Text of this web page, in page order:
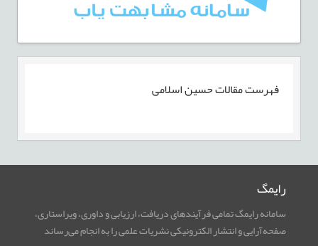
فهرست مقالاتحسین اسلامی
رایمگ
سامانه رایمگ تمامی فرآیندهای دریافت، ارزیابی و داوری، ویراستاری،
صفحه‌آرایی و انتشار الکترونیکی نشریات علمی را به انجام می‌رساند